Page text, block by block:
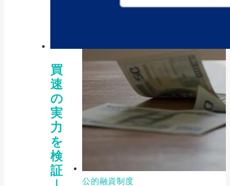
買
速
の
実
力
を
検
証
公的融資制度